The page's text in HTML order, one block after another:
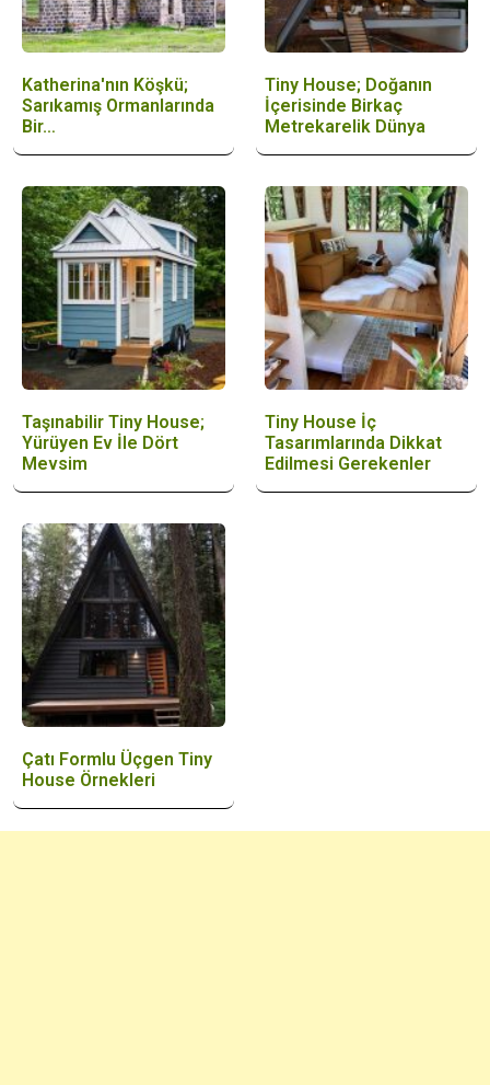
Katherina'nın Köşkü;
Sarıkamış Ormanlarında
Bir…
Tiny House; Doğanın
İçerisinde Birkaç
Metrekarelik Dünya
Taşınabilir Tiny House;
Yürüyen Ev İle Dört
Mevsim
Tiny House İç
Tasarımlarında Dikkat
Edilmesi Gerekenler
Çatı Formlu Üçgen Tiny
House Örnekleri